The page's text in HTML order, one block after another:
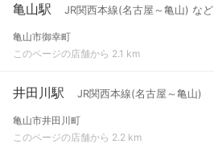
亀山駅 JR関西本線(名古屋～亀山) など
亀山市御幸町
このページの店舗から 2.1 km
井田川駅 JR関西本線(名古屋～亀山)
亀山市井田川町
このページの店舗から 2.2 km